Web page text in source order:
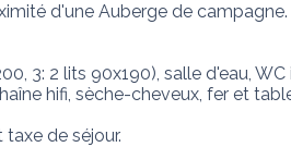
d'une Auberge de
3: 2 lits 90x190), salle d'eau,
hifi, sèche-cheveux, fer et
de séjour.